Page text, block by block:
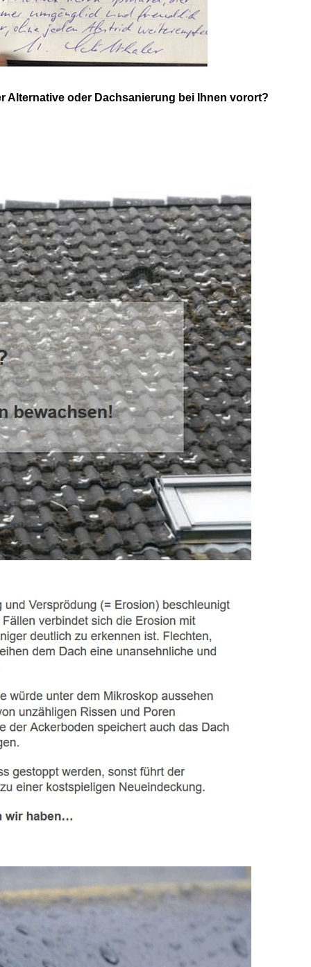
Alternative oder Dachsanierung bei Ihnen vorort?